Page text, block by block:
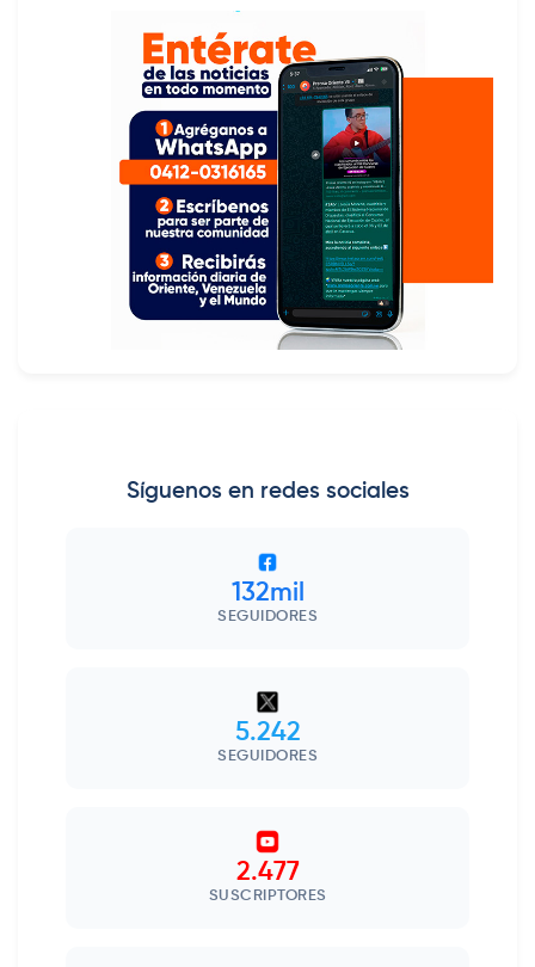
Síguenos en redes sociales
132mil
SEGUIDORES
5.242
SEGUIDORES
2.477
SUSCRIPTORES